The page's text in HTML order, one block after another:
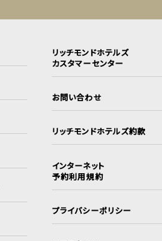
リッチモンドホテルズ
カスタマーセンター
お問い合わせ
リッチモンドホテルズ約款
インターネット
予約利用規約
プライバシーポリシー